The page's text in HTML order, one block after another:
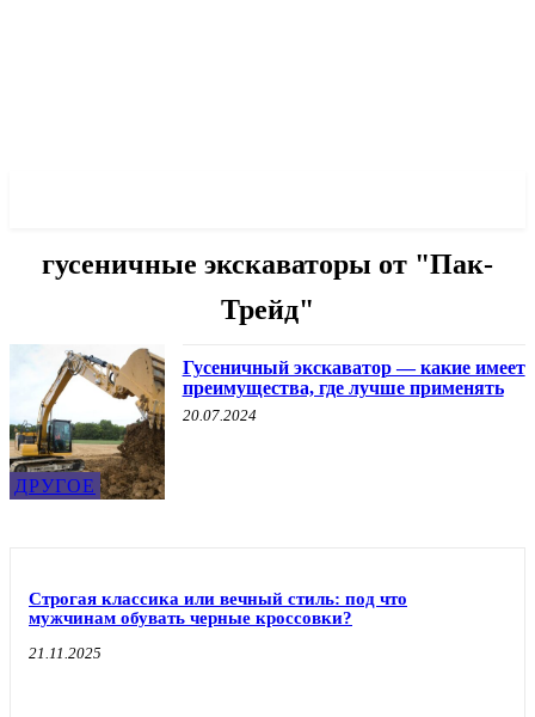
гусеничные экскаваторы от "Пак-
Трейд"
ДРУГОЕ
Гусеничный экскаватор — какие имеет
преимущества, где лучше применять
20.07.2024
Строгая классика или вечный стиль: под что
мужчинам обувать черные кроссовки?
21.11.2025